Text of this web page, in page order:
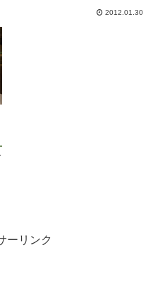
行けなかった場所でした。他の方
2012.01.30
ーリンク